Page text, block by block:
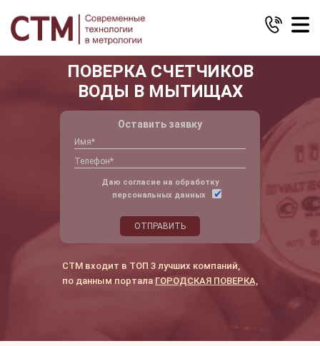
ПОВЕРКА СЧЕТЧИКОВ
ВОДЫ В МЫТИЩАХ
Оставить заявку
Даю согласие на обработку
персональных данных
ОТПРАВИТЬ
СТМ входит в ТОП 3 лучших компаний,
по данным портала ГОРОДСКАЯ ПОВЕРКА,